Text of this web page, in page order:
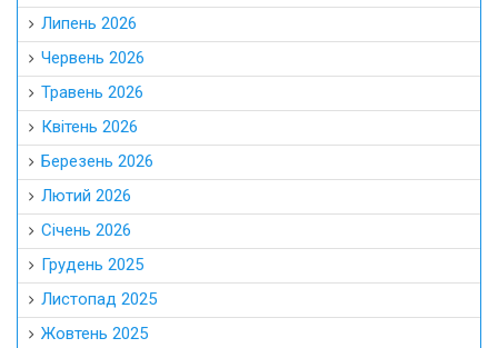
Липень 2026
Червень 2026
Травень 2026
Квітень 2026
Березень 2026
Лютий 2026
Січень 2026
Грудень 2025
Листопад 2025
Жовтень 2025